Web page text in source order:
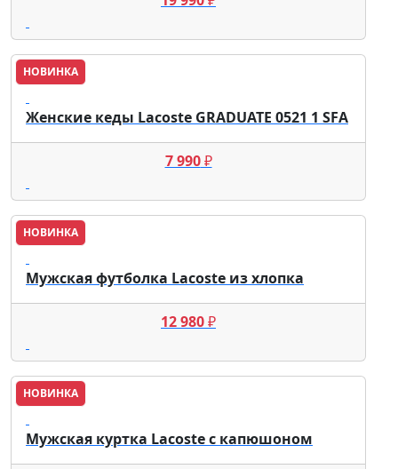
НОВИНКА
Lacoste
Женские кеды Lacoste GRADUATE 0521 1 SFA
7 990₽
НОВИНКА
Lacoste
Мужская футболка Lacoste из хлопка
12 980₽
НОВИНКА
Lacoste
Мужская куртка Lacoste с капюшоном